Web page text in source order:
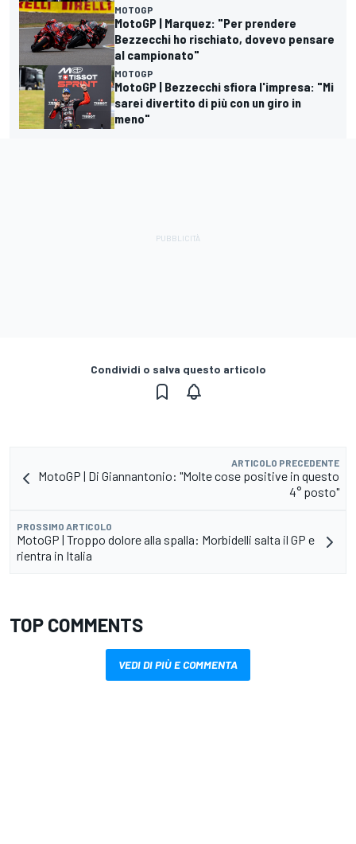
MOTOGP
MotoGP | Marquez: "Per prendere
Bezzecchi ho rischiato, dovevo pensare
al campionato"
MOTOGP
MotoGP | Bezzecchi sfiora l'impresa: "Mi
sarei divertito di più con un giro in
meno"
Condividi o salva questo articolo
ARTICOLO PRECEDENTE
MotoGP | Di Giannantonio: "Molte cose positive in questo
4° posto"
PROSSIMO ARTICOLO
MotoGP | Troppo dolore alla spalla: Morbidelli salta il GP e
rientra in Italia
TOP COMMENTS
VEDI DI PIÙ E COMMENTA